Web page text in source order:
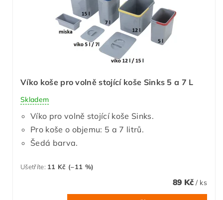
Víko koše pro volně stojící koše Sinks 5 a 7 L
Skladem
Víko pro volně stojící koše Sinks.
Pro koše o objemu: 5 a 7 litrů.
Šedá barva.
Ušetříte: 11 Kč (–11 %)
89 Kč / ks